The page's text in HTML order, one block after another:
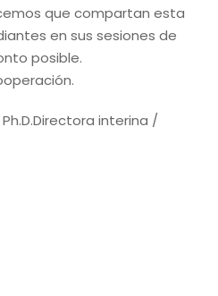
que compartan esta
en sus sesiones de
posible.
interina /